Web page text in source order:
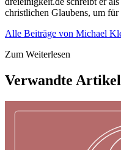
christlichen Glaubens, um für
Alle Beiträge von Michael
Zum Weiterlesen
Verwandte Artikel